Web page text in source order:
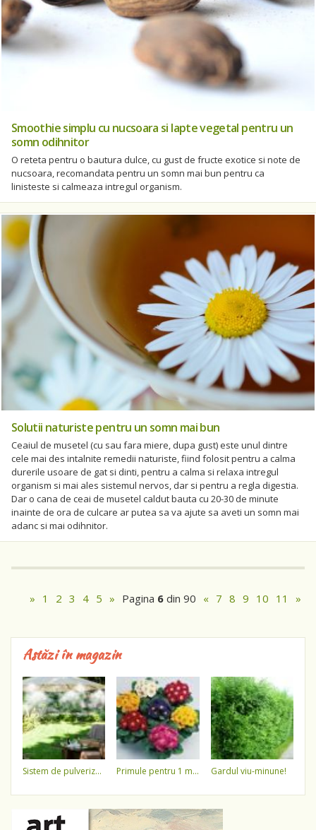
Smoothie simplu cu nucsoara si lapte vegetal pentru un
somn odihnitor
O reteta pentru o bautura dulce, cu gust de fructe exotice si note de
nucsoara, recomandata pentru un somn mai bun pentru ca
linisteste si calmeaza intregul organism.
Solutii naturiste pentru un somn mai bun
Ceaiul de musetel (cu sau fara miere, dupa gust) este unul dintre
cele mai des intalnite remedii naturiste, fiind folosit pentru a calma
durerile usoare de gat si dinti, pentru a calma si relaxa intregul
organism si mai ales sistemul nervos, dar si pentru a regla digestia.
Dar o cana de ceai de musetel caldut bauta cu 20-30 de minute
inainte de ora de culcare ar putea sa va ajute sa aveti un somn mai
adanc si mai odihnitor.
» 1 2 3 4 5 » Pagina 6 din 90 « 7 8 9 10 11 »
Astăzi în magazin
sistem de pulverizare a apei primule pentru 1 martie 3,5 lei / ghiveci !!!! gardul viu-minune!